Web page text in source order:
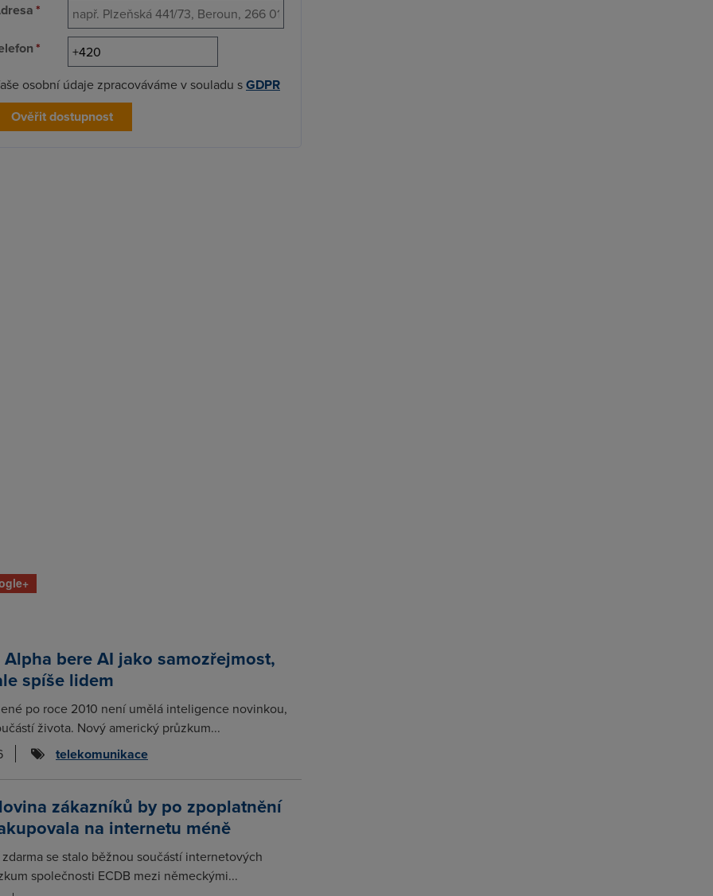
*
*
osobní údaje zpracováváme v souladu sGDPR
Ověřit dostupnost
Alpha bere AI jako samozřejmost,
spíše lidem
po roce 2010 není umělá inteligence novinkou,
života. Nový americký průzkum...
telekomunikace
zákazníků by po zpoplatnění
na internetu méně
se stalo běžnou součástí internetových
společnosti ECDB mezi německými...